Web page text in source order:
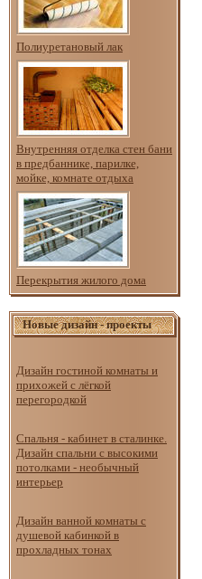
Полиуретановый лак
Внутренняя отделка стен бани
в предбаннике, парилке,
мойке, комнате отдыха
Перекрытия жилого дома
Новые дизайн - проекты
Дизайн гостиной комнаты и
прихожей с лёгкой
перегородкой
Спальня - кабинет в сталинке.
Дизайн спальни с высокими
потолками - необычный
интерьер
Дизайн ванной комнаты с
душевой кабинкой в
прохладных тонах